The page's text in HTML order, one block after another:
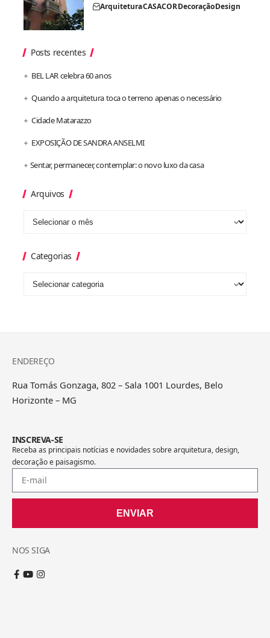
ArquiteturaCASACORDecoraçãoDesign
Posts recentes
BEL LAR celebra 60 anos
Quando a arquitetura toca o terreno apenas o necessário
Cidade Matarazzo
EXPOSIÇÃO DE SANDRA ANSELMI
Sentar, permanecer, contemplar: o novo luxo da casa
Arquivos
Categorias
ENDEREÇO
Rua Tomás Gonzaga, 802 – Sala 1001 Lourdes, Belo
Horizonte – MG
INSCREVA-SE
Receba as principais notícias e novidades sobre arquitetura, design,
decoração e paisagismo.
ENVIAR
NOS SIGA